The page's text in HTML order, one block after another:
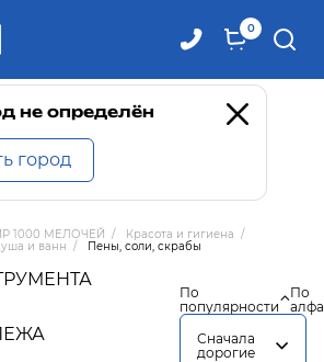
0
не определён
город
1000 МЕЛОЧЕЙ / Красота и гигиена /
и ванн / Пены, соли, скрабы
По
популярности
По
Сначала
дорогие